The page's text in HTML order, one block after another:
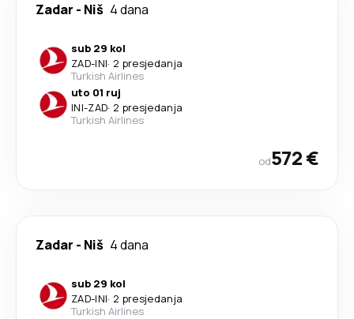
Zadar - Niš 4 dana
sub 29 kol
ZAD-INI· 2 presjedanja
Turkish Airlines
uto 01 ruj
INI-ZAD· 2 presjedanja
Turkish Airlines
od572 €
Zadar - Niš 4 dana
sub 29 kol
ZAD-INI· 2 presjedanja
Turkish Airlines